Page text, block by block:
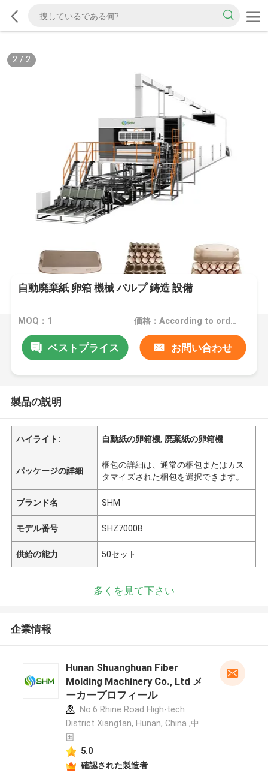
2/ 2
自動廃棄紙 卵箱 機械 パルプ 鋳造 設備
MOQ：1 価格：According to order
ベストプライス お問い合わせ
製品の説明
ハイライト: 自動紙の卵箱機, 廃棄紙の卵箱機
パッケージの詳細
梱包の詳細は、通常の梱包またはカス
タマイズされた梱包を選択できます。
ブランド名 SHM
モデル番号 SHZ7000B
供給の能力 50セット
多くを見て下さい
企業情報
Hunan Shuanghuan Fiber
Molding Machinery Co., Ltd メ
ーカープロフィール
No.6 Rhine Road High-tech
District Xiangtan, Hunan, China ,中
国
5.0
確認された製造者